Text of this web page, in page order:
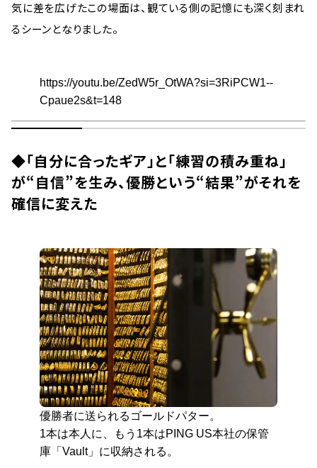
気に差を広げたこの場面は、観ている側の記憶にも深く刻まれ
るシーンとなりました。
https://youtu.be/ZedW5r_OtWA?si=3RiPCW1--
Cpaue2s&t=148
◆「自分に合ったギア」と「練習の積み重ね」
が“自信”を生み、優勝という“結果”がそれを
確信に変えた
優勝者に送られるゴールドパター。
1本は本人に、もう1本はPING US本社の保管
庫「Vault」に収納される。